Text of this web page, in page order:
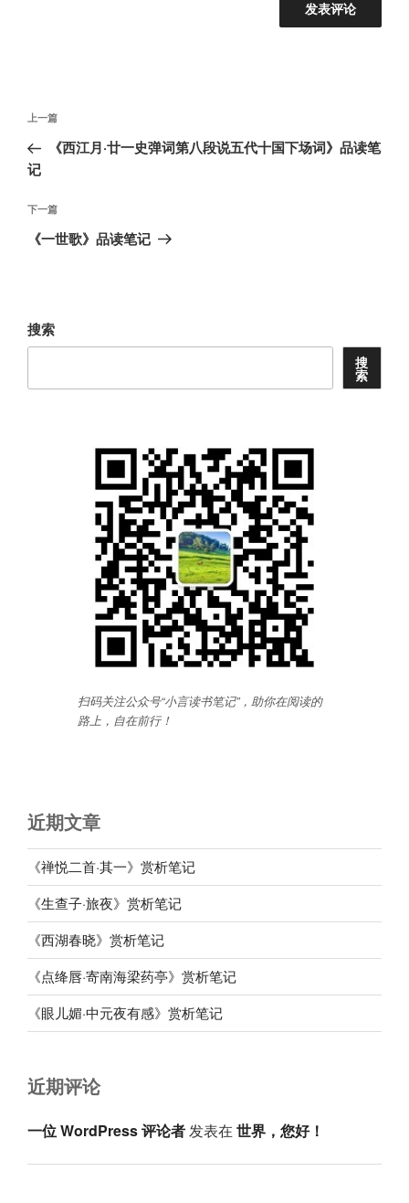
文
导
航
上
一
篇
章
上一篇
《西江月·廿一史弹词第八段说五代十国下场词》品读笔
记
下
一
下一篇
《一世歌》品读笔记
搜索
搜
索
扫码关注公众号“小言读书笔记”，助你在阅读的
路上，自在前行！
近期文章
《禅悦二首·其一》赏析笔记
《生查子·旅夜》赏析笔记
《西湖春晓》赏析笔记
《点绛唇·寄南海梁药亭》赏析笔记
《眼儿媚·中元夜有感》赏析笔记
近期评论
一位 WordPress 评论者发表在 世界，您好！